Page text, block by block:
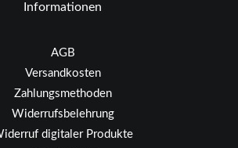
Informationen
AGB
Versandkosten
Zahlungsmethoden
Widerrufsbelehrung
digitaler Produkte